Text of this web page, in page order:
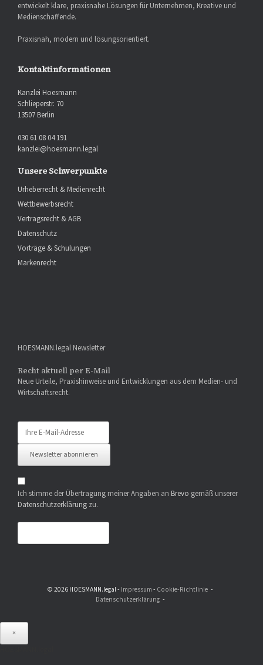
entwickelt klare, praxisnahe Lösungen für Unternehmen, Kreative und
Medienschaffende.
Praxisnah, modern und lösungsorientiert.
Kontaktinformationen
Kanzlei Hoesmann
Schlieperstr. 70
13507 Berlin
030 61 08 04 191
kanzlei@hoesmann.legal
Unsere Schwerpunkte
Urheberrecht & Medienrecht
Wettbewerbsrecht
Vertragsrecht & AGB
Datenschutz
Vorträge & Schulungen
Markenrecht
HOESMANN.legal Newsletter
Recht aktuell per E-Mail
Neue Urteile, Praxishinweise und Entwicklungen aus dem Medien- und
Wirtschaftsrecht.
Newsletter abonnieren
Ich stimme der Übertragung meiner Angaben an Brevo gemäß unserer
Datenschutzerklärung zu.
© 2026 HOESMANN.legal - Impressum- Cookie-Richtlinie
Datenschutzerklärung
×